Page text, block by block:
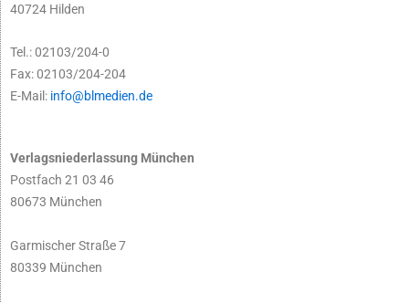
40724 Hilden
Tel.: 02103/204-0
Fax: 02103/204-204
E-Mail: info@blmedien.de
Verlagsniederlassung München
Postfach 21 03 46
80673 München
Garmischer Straße 7
80339 München